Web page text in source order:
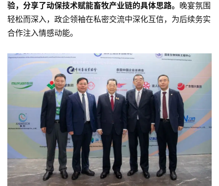
验，分享了动保技术赋能畜牧产业链的具体思路。 晚宴氛围
轻松而深入，政企领袖在私密交流中深化互信，为后续务实
合作注入情感动能。